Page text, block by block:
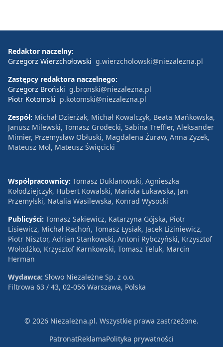
Redaktor naczelny:
Grzegorz Wierzchołowski g.wierzcholowski@niezalezna.pl
Zastępcy redaktora naczelnego:
Grzegorz Broński g.bronski@niezalezna.pl
Piotr Kotomski p.kotomski@niezalezna.pl
Zespół: Michał Dzierżak, Michał Kowalczyk, Beata Mańkowska,
Janusz Milewski, Tomasz Grodecki, Sabina Treffler, Aleksander
Mimier, Przemysław Obłuski, Magdalena Żuraw, Anna Zyzek,
Mateusz Mol, Mateusz Święcicki
Współpracownicy: Tomasz Duklanowski, Agnieszka
Kołodziejczyk, Hubert Kowalski, Mariola Łukawska, Jan
Przemyłski, Natalia Wasilewska, Konrad Wysocki
Publicyści: Tomasz Sakiewicz, Katarzyna Gójska, Piotr
Lisiewicz, Michał Rachoń, Tomasz Łysiak, Jacek Liziniewicz,
Piotr Nisztor, Adrian Stankowski, Antoni Rybczyński, Krzysztof
Wołodźko, Krzysztof Karnkowski, Tomasz Teluk, Marcin
Herman
Wydawca: Słowo Niezależne Sp. z o.o.
Filtrowa 63 / 43, 02-056 Warszawa, Polska
© 2026 Niezależna.pl. Wszystkie prawa zastrzeżone.
PatronatReklamaPolityka prywatności